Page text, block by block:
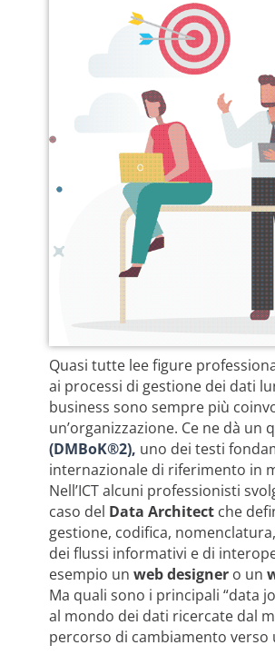
Quasi tutte lee figure
ai processi di gestione dei dati
business sono sempre più
un’organizzazione. Ce ne dà un
(DMBoK®2), uno dei testi
internazionale di riferimento in
Nell’ICT alcuni professionisti
caso del Data Architectche
gestione, codifica,
dei flussi informativi e di
esempio un web designero un
Ma quali sono i principali “data
al mondo dei dati ricercate dal
percorso di cambiamento verso